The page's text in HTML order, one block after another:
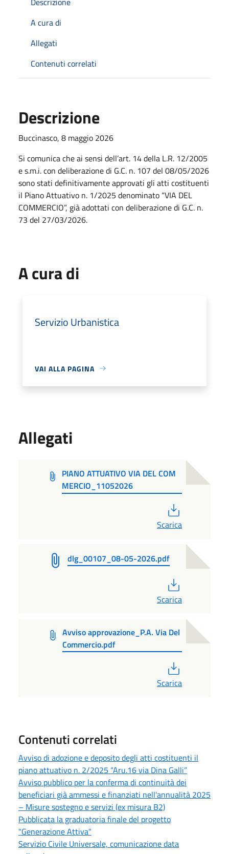
A cura di
Allegati
Contenuti correlati
Descrizione
Buccinasco, 8 maggio 2026
Si comunica che ai sensi dell’art. 14 della L.R. 12/2005
e s.m.i. con deliberazione di G.C. n. 107 del 08/05/2026
sono stati definitivamente approvati gli atti costituenti
il Piano Attuativo n. 1/2025 denominato “VIA DEL
COMMERCIO”, già adottati con deliberazione di G.C. n.
73 del 27/03/2026.
A cura di
Servizio Urbanistica
VAI ALLA PAGINA
Allegati
PIANO ATTUATIVO VIA DEL COM
MERCIO_11052026
Scarica
dlg_00107_08-05-2026.pdf
Scarica
Avviso approvazione_P.A. Via Del
Commercio.pdf
Scarica
Contenuti correlati
Avviso di adozione e deposito degli atti costituenti il
piano attuativo n. 2/2025 “Aru.16 via Dina Galli”
Avviso pubblico per la conferma di continuità dei
beneficiari già ammessi e finanziati nell'annualità 2025
– Misure sostegno e servizi (ex misura B2)
Pubblicata la graduatoria finale del progetto
"Generazione Attiva"
Servizio Civile Universale, comunicazione data